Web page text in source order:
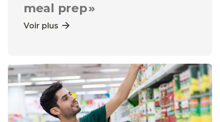
meal prep »
Voir plus